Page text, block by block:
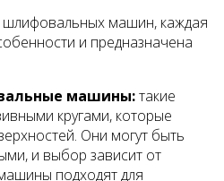
машин, каждая
и предназначена
машины:такие
кругами, которые
Они могут быть
и выбор зависит от
подходят для